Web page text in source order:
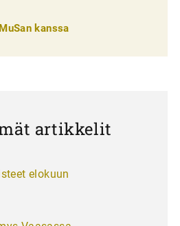
kanssa
artikkelit
elokuun